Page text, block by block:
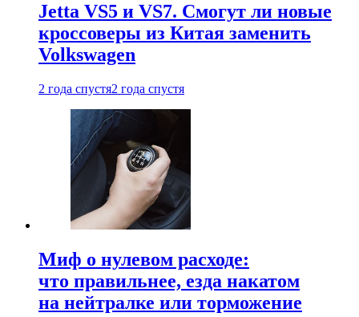
Jetta VS5 и VS7. Смогут ли новые
кроссоверы из Китая заменить
Volkswagen
2 года спустя2 года спустя
Миф о нулевом расходе:
что правильнее, езда накатом
на нейтралке или торможение